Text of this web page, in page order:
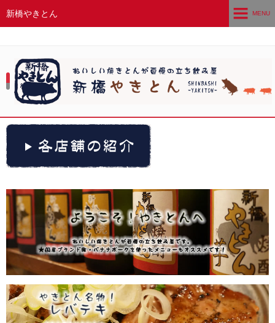
新橋やきとん MENU
素材・こだわり
メニュー
店舗情報
会社概要